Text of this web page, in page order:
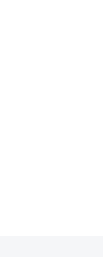
Bylinným